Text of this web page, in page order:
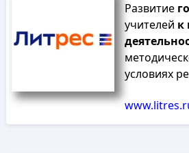
Развитие
учителей к
условиях